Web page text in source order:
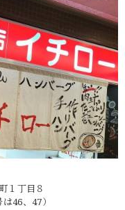
１丁目８
46、47）